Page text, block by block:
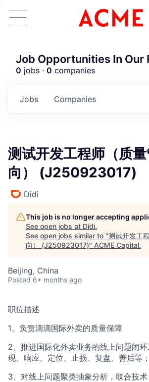
ACME
Job Opportunities In Our
0 jobs · 0 companies
Jobs Companies
测试开发工程师（质
向） (J250923017)
Didi
This job is no longer accepting
See open jobs at Didi.
See open jobs similar to "测试开发工
向） (J250923017)" ACME Capital.
Beijing, China
Posted 6+ months ago
职位描述
1、负责滴滴国际外卖的质量保障
2、推进国际化外卖业务的线上问题闭
现、响应、定位、止损、复盘、善后等；
3、对线上问题聚类抽象分析，联合技